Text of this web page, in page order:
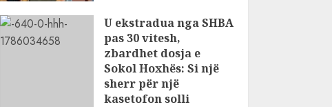
U ekstradua nga SHBA
pas 30 vitesh,
zbardhet dosja e
Sokol Hoxhës: Si një
sherr për një
kasetofon solli